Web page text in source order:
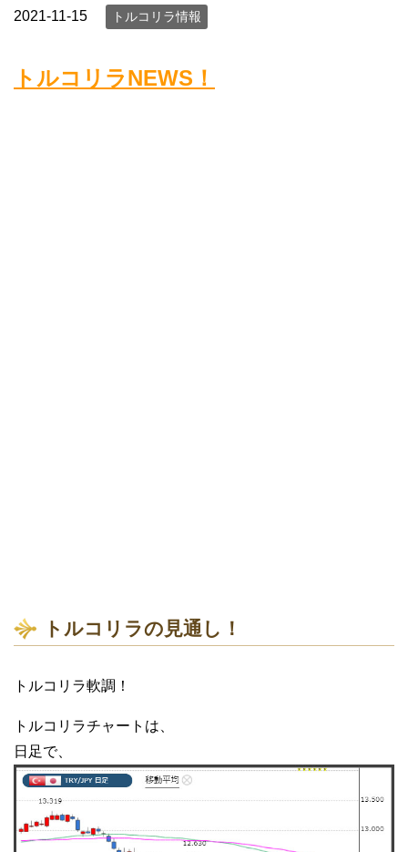
2021-11-15 トルコリラ情報
トルコリラNEWS！
トルコリラの見通し！
トルコリラ軟調！
トルコリラチャートは、
日足で、